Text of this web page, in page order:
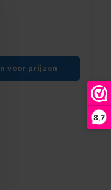
8,7
voor prijzen